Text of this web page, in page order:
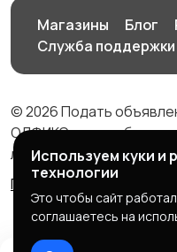
Магазины Блог
Служба поддержки
© 2026 Подать
ОЛФИКС - доска
лиц и компаний
Правила сервиса
Используем куки и
технологии
Это чтобы сайт
соглашаетесь на